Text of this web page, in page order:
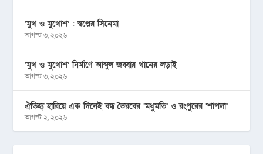
‘মুখ ও মু্খোশ’ : স্বপ্নের সিনেমা
আগস্ট ৩, ২০২৬
‘মুখ ও মুখোশ’ নির্মাণে আব্দুল জব্বার খানের লড়াই
আগস্ট ৩, ২০২৬
ঐতিহ্য হারিয়ে এক দিনেই বন্ধ ভৈরবের ‘মধুমতি’ ও রংপুরের ‘শাপলা’
আগস্ট ২, ২০২৬